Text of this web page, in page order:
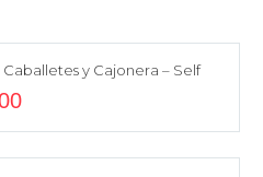
y Cajonera – Self